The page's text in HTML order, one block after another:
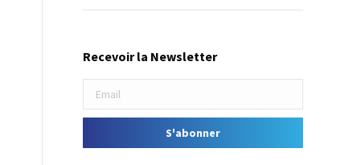
Recevoir la Newsletter